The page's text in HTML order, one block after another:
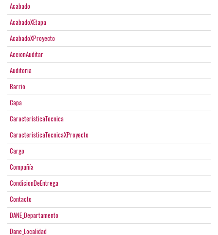
Acabado
AcabadoXEtapa
AcabadoXProyecto
AccionAuditar
Auditoria
Barrio
Capa
CaracterísticaTecnica
CaracteristicaTecnicaXProyecto
Cargo
Compañía
CondicionDeEntrega
Contacto
DANE_Departamento
Dane_Localidad